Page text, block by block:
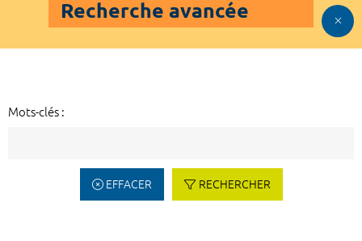
Recherche avancée
Mots-clés :
EFFACER RECHERCHER